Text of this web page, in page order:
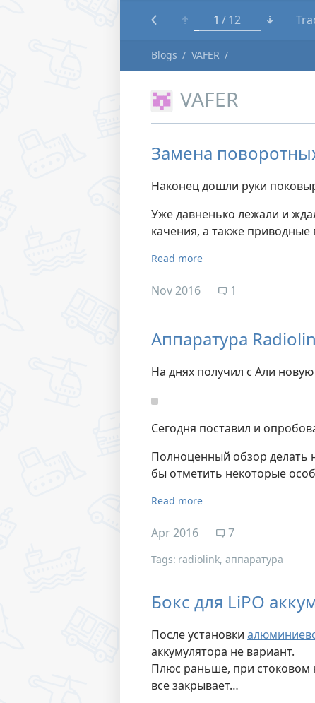
1 12
Blogs VAFER
VAFER
Замена
Наконец дошли руки
Уже давненько лежали и
качения, а также приводные
Read more
Nov 2016 1
Аппаратура
На днях получил с Али
Сегодня поставил и
Полноценный обзор делать
бы отметить некоторые
Read more
Apr 2016 7
Tags: radiolink аппаратура
Бокс для LiPO
После установки
аккумулятора не вариант.
Плюс раньше, при стоковом
все закрывает…